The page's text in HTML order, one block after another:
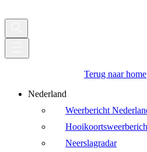
Terug naar home
Nederland
Weerbericht
Neerslagradar